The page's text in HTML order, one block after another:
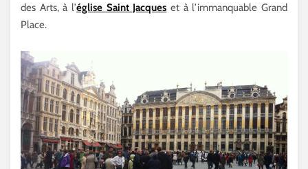
des Arts, à l’église Saint Jacques et à l’immanquable Grand
Place.